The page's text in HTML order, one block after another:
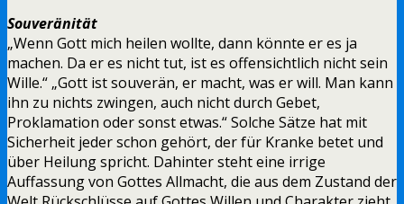
Souveränität
„Wenn Gott mich heilen wollte, dann könnte er es ja
machen. Da er es nicht tut, ist es offensichtlich nicht sein
Wille.“ „Gott ist souverän, er macht, was er will. Man kann
ihn zu nichts zwingen, auch nicht durch Gebet,
Proklamation oder sonst etwas.“ Solche Sätze hat mit
Sicherheit jeder schon gehört, der für Kranke betet und
über Heilung spricht. Dahinter steht eine irrige
Auffassung von Gottes Allmacht, die aus dem Zustand der